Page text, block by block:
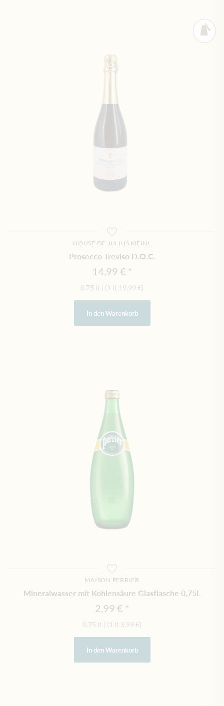
HOUSE OF JULIUS MEINL
Prosecco Treviso D.O.C.
14,99 €
0.75 lt (1 lt 19,99 €)
In den Warenkorb
MAISON PERRIER
Mineralwasser mit Kohlensäure Glasflasche 0,75L
2,99 €
0.75 lt (1 lt 3,99 €)
In den Warenkorb